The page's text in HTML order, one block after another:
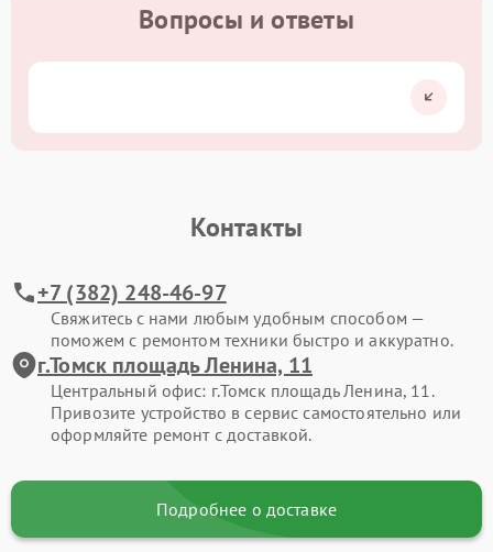
Вопросы и ответы
Контакты
+7 (382) 248-46-97
Свяжитесь с нами любым удобным способом —
поможем с ремонтом техники быстро и аккуратно.
г.Томск площадь Ленина, 11
Центральный офис: г.Томск площадь Ленина, 11.
Привозите устройство в сервис самостоятельно или
оформляйте ремонт с доставкой.
Подробнее о доставке